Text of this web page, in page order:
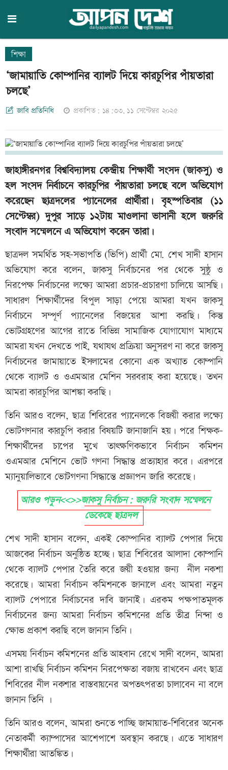
শিক্ষা
‘জামায়াতি কোম্পানির ব্যালট দিয়ে কারচুপির পাঁয়তারা
চলছে’
জাবি প্রতিনিধি প্রকাশিত: ১৪:৩৩, ১১ সেপ্টেম্বর ২০২৫
জাহাঙ্গীরনগর বিশ্ববিদ্যালয় কেন্দ্রীয় শিক্ষার্থী সংসদ (জাকসু) ও
হল সংসদ নির্বাচনে কারচুপির পাঁয়তারা চলছে বলে অভিযোগ
করেছেন ছাত্রদলের প্যানেলের প্রার্থীরা। বৃহস্পতিবার (১১
সেপ্টেম্বর) দুপুর সাড়ে ১২টায় মাওলানা ভাসানী হলে জরুরি
সংবাদ সম্মেলনে এ অভিযোগ করেন তারা।
ছাত্রদল সমর্থিত সহ-সভাপতি (ভিপি) প্রার্থী মো. শেখ সাদী হাসান
অভিযোগ করে বলেন, জাকসু নির্বাচনের পর থেকে সুষ্ঠু ও
নিরপেক্ষ নির্বাচনের লক্ষ্যে আমরা প্রচার-প্রচারণা চালিয়ে আসছি।
সাধারণ শিক্ষার্থীদের বিপুল সাড়া পেয়ে আমরা যখন জাকসু
নির্বাচনে সম্পূর্ণ প্যানেলের বিজয়ের আশা করছি। কিন্তু
ভোটগ্রহণের আগের রাতে বিভিন্ন সামাজিক যোগাযোগ মাধ্যমে
আমরা যখন দেখতে পাই, যথাযথ প্রক্রিয়া অনুসরণ না করে জাকসু
নির্বাচনের জামায়াতে ইসলামের কোনো এক অখ্যাত কোম্পানি
থেকে ব্যালট ও ওএমআর মেশিন সরবরাহ করা হয়েছে। তখন
আমরা কারচুপির আশঙ্কা করছি।
তিনি আরও বলেন, ছাত্র শিবিরের প্যানেলকে বিজয়ী করার লক্ষ্যে
ভোটগণনার কারচুপি করার বিষয়টি জানাজানি হয়। পরে শিক্ষক-
শিক্ষার্থীদের চাপের মুখে তাৎক্ষণিকভাবে নির্বাচন কমিশন
ওএমআর মেশিনে ভোট গণনা সিদ্ধান্ত প্রত্যাহার করে। এরপরে
ম্যানুয়ালিভাবে ভোটগণনা সিদ্ধান্তে প্রজ্ঞাপন জারি করেছে।
আরও পড়ুন<<>>জাকসু নির্বাচন: জরুরি সংবাদ সম্মেলনে
ডেকেছে ছাত্রদল
শেখ সাদী হাসান বলেন, একই কোম্পানির ব্যালট পেপার দিয়ে
আজকের নির্বাচন অনুষ্ঠিত হচ্ছে। ছাত্র শিবিরের আলাদা কোম্পানি
থেকে ব্যালট পেপার তৈরি করে জয়ী হওয়ার জন্য নীল নকশা
করেছে। আমরা নির্বাচন কমিশনকে জানালে এবং আমরা নতুন
ব্যালট পেপারে নির্বাচনের দাবি জানাই। এরকম পক্ষপাতমূলক
নির্বাচনের জন্য আমরা নির্বাচন কমিশনের প্রতি তীব্র নিন্দা ও
ক্ষোভ প্রকাশ করছি বলে জানান তিনি।
এসময় নির্বাচন কমিশনের প্রতি আহবান রেখে সাদী বলেন, আমরা
আশা রাখছি নির্বাচন কমিশন নিরপেক্ষতা বজায় রাখবেন এবং ছাত্র
শিবিরের নীল নকশার বাস্তবায়নের অপতৎপরতা চালাবেন না বলে
জানান তিনি ।
তিনি আরও বলেন, আমরা শুনতে পাচ্ছি জামায়াত-শিবিরের অনেক
নেতাকর্মী ক্যাম্পাসের আশেপাশে অবস্থান করছে। এতে সাধারণ
শিক্ষার্থীরা আতঙ্কিত।